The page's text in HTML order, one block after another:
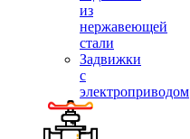
из
нержавеющей
стали
Задвижки
с
электроприводом